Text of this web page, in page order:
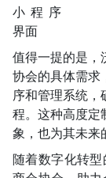
值得一提的是，
协会的具体需求
序和管理系统，
程。这种高度定
象，也为其未来
随着数字化转